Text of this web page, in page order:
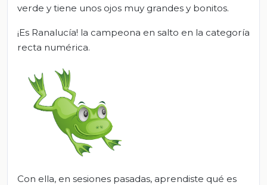
verde y tiene unos ojos muy grandes y bonitos.
¡Es Ranalucía! la campeona en salto en la categoría
recta numérica.
Con ella, en sesiones pasadas, aprendiste qué es